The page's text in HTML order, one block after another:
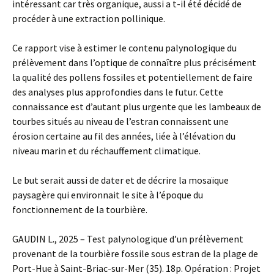
intéressant car très organique, aussi a t-il été décidé de
procéder à une extraction pollinique.
Ce rapport vise à estimer le contenu palynologique du
prélèvement dans l’optique de connaître plus précisément
la qualité des pollens fossiles et potentiellement de faire
des analyses plus approfondies dans le futur. Cette
connaissance est d’autant plus urgente que les lambeaux de
tourbes situés au niveau de l’estran connaissent une
érosion certaine au fil des années, liée à l’élévation du
niveau marin et du réchauffement climatique.
Le but serait aussi de dater et de décrire la mosaïque
paysagère qui environnait le site à l’époque du
fonctionnement de la tourbière.
GAUDIN L., 2025 – Test palynologique d’un prélèvement
provenant de la tourbière fossile sous estran de la plage de
Port-Hue à Saint-Briac-sur-Mer (35). 18p. Opération : Projet